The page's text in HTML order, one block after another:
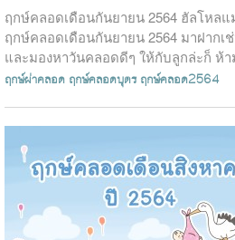
ฤกษ์คลอดเดือนกันยายน 2564 ฮัลโหลแ
ฤกษ์คลอดเดือนกันยายน 2564 มาฝากเ
และมองหาวันคลอดดีๆ ให้กับลูกล่ะก็ ห้า
คลอดเดือนกันยายน 25...
ฤกษ์ผ่าคลอด ฤกษ์คลอดบุตร ฤกษ์คลอด2564